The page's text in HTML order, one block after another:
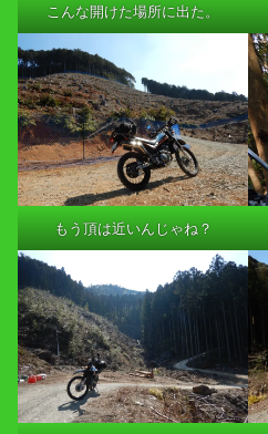
こんな開けた場所に出た。
もう頂は近いんじゃね？